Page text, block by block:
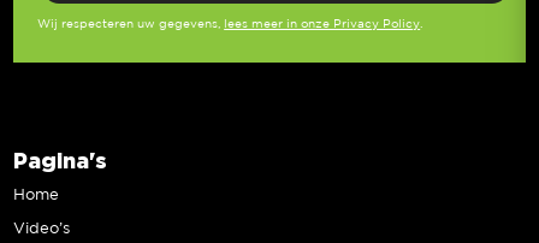
Wij respecteren uw gegevens, lees meer in onze Privacy Policy
Pagina's
Home
Video’s